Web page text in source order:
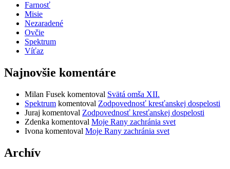
Farnosť
Misie
Nezaradené
Ovčie
Spektrum
Víťaz
Najnovšie komentáre
Milan Fusek komentoval Svätá omša XII.
Spektrum komentoval Zodpovednosť kresťanskej dospelosti
Juraj komentoval Zodpovednosť kresťanskej dospelosti
Zdenka komentoval Moje Rany zachránia svet
Ivona komentoval Moje Rany zachránia svet
Archív